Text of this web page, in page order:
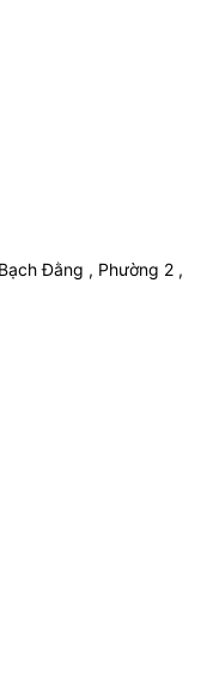
Đằng , Phường 2 ,